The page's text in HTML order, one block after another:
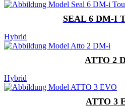
SEAL 6 DM-I
Hybrid
ATTO 2
Hybrid
ATTO 3